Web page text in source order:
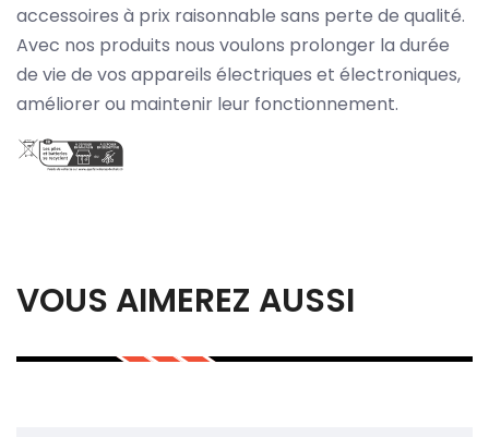
accessoires à prix raisonnable sans perte de qualité.
Avec nos produits nous voulons prolonger la durée
de vie de vos appareils électriques et électroniques,
améliorer ou maintenir leur fonctionnement.
VOUS AIMEREZ AUSSI